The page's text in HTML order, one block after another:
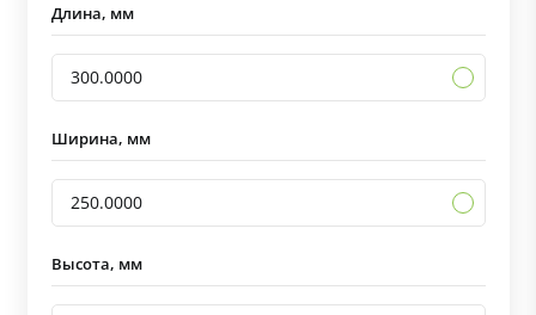
Длина, мм
300.0000
Ширина, мм
250.0000
Высота, мм